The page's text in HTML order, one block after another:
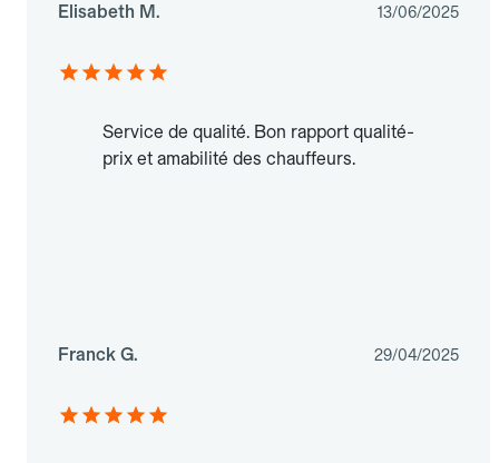
Elisabeth M. 13/06/2025
Service de qualité. Bon rapport qualité-
prix et amabilité des chauffeurs.
Franck G. 29/04/2025